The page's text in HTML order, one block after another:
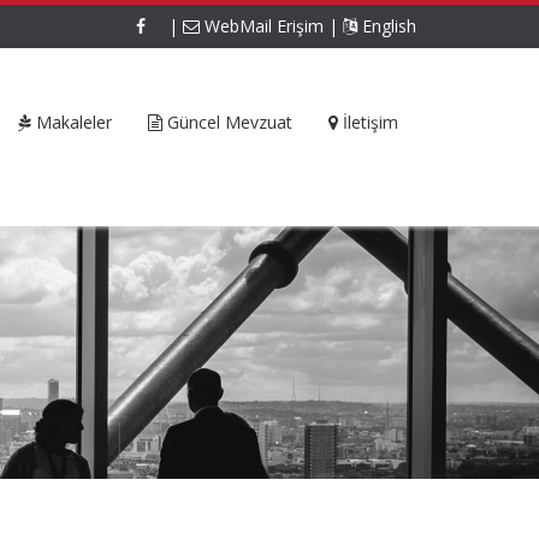
| WebMail Erişim | English
Makaleler Güncel Mevzuat İletişim